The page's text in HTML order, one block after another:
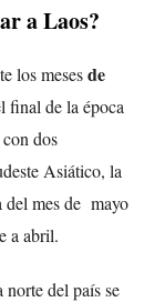
a Laos?
los mesesde
final de la época
dos
Asiático, la
del mes de mayo
a abril.
norte del país se